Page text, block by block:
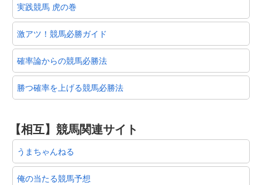
実践競馬 虎の巻
激アツ！競馬必勝ガイド
確率論からの競馬必勝法
勝つ確率を上げる競馬必勝法
【相互】競馬関連サイト
うまちゃんねる
俺の当たる競馬予想